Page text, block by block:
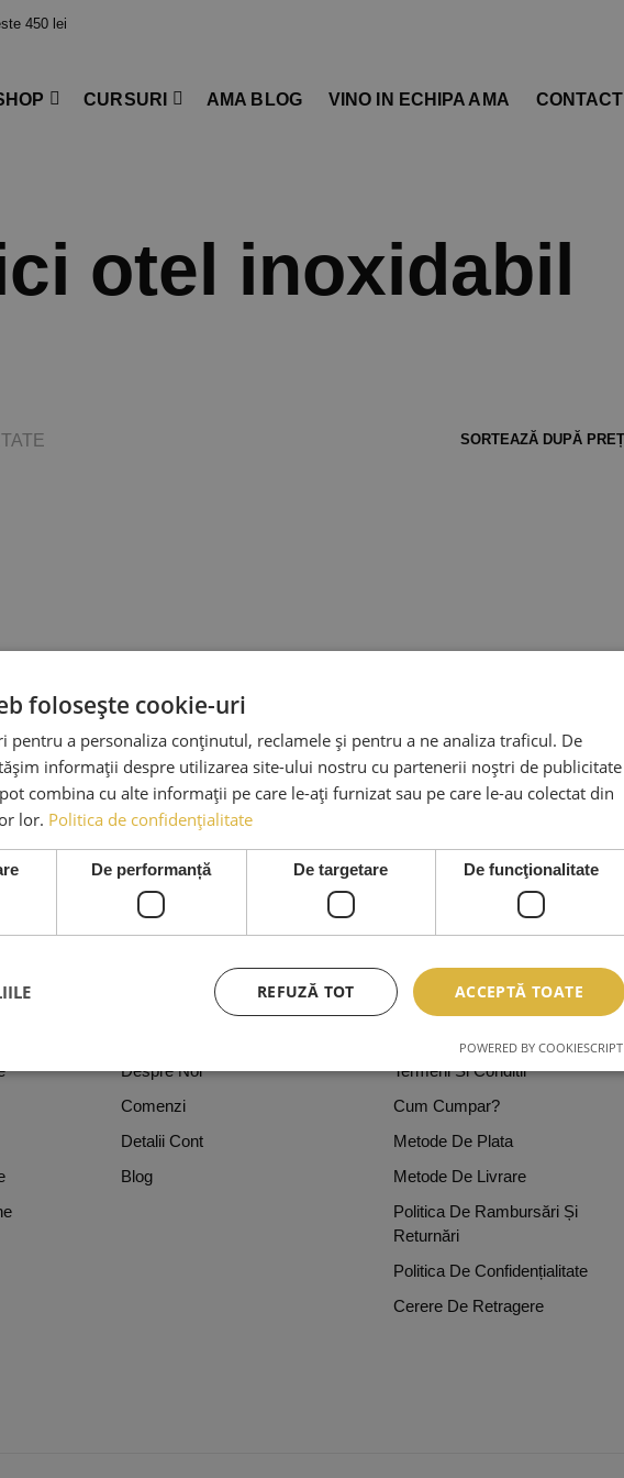
450 lei
CURSURI AMA BLOG VINO IN ECHIPA AMA CONTACT
otel inoxidabil
Despre Noi
Comenzi
Detalii Cont
Blog
Termeni Si Conditii
Cum Cumpar?
Metode De Plata
Metode De Livrare
Politica De Rambursări Și
Returnări
Politica De Confidențialitate
Cerere De Retragere
folosește cookie-uri
pentru a personaliza conținutul, reclamele și pentru a ne analiza traficul. De
informații despre utilizarea site-ului nostru cu partenerii noștri de publicitate
combina cu alte informații pe care le-ați furnizat sau pe care le-au colectat din
lor. Politica de confidențialitate
De performanță De targetare De funcţionalitate
ACCEPTĂ TOATE
REFUZĂ TOT
POWERED BY COOKIESCRIPT